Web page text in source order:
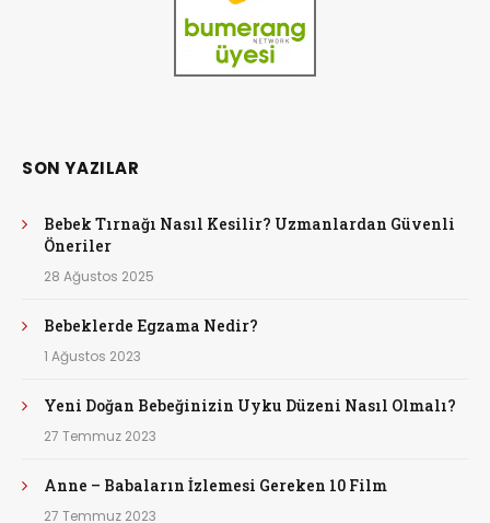
SON YAZILAR
Bebek Tırnağı Nasıl Kesilir? Uzmanlardan Güvenli
Öneriler
28 Ağustos 2025
Bebeklerde Egzama Nedir?
1 Ağustos 2023
Yeni Doğan Bebeğinizin Uyku Düzeni Nasıl Olmalı?
27 Temmuz 2023
Anne – Babaların İzlemesi Gereken 10 Film
27 Temmuz 2023